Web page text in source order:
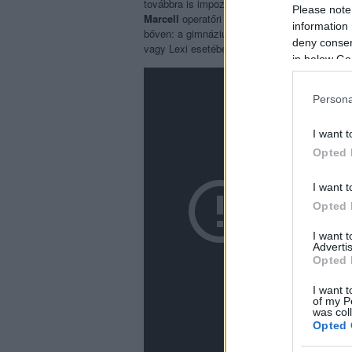
Please
information
deny
in below
I want
Opted
I want
Opted
I want
Opted
I want
of my
was
Opted
továbbra is impozáns: az erőteljes vizuális
Marcell operatőri munkája az unalmasabb
bőven: a gimnázium keretei nélkül a fókusz
vagy Lexi esetében – meglehetősen